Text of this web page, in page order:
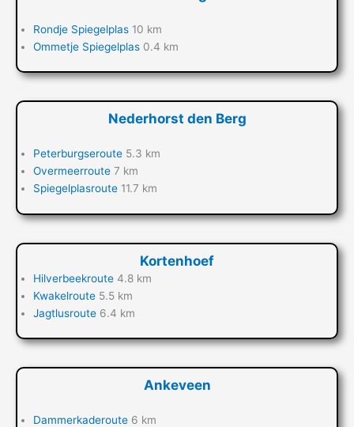
Rondje Spiegelplas 10 km
Ommetje Spiegelplas 0.4 km
Nederhorst den Berg
Peterburgseroute 5.3 km
Overmeerroute 7 km
Spiegelplasroute 11.7 km
Kortenhoef
Hilverbeekroute 4.8 km
Kwakelroute 5.5 km
Jagtlusroute 6.4 km
Ankeveen
Dammerkaderoute 6 km